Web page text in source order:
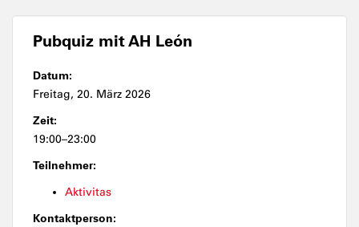
Pubquiz mit AH León
Datum:
Freitag, 20. März 2026
Zeit:
19:00–23:00
Teilnehmer:
Aktivitas
Kontaktperson: